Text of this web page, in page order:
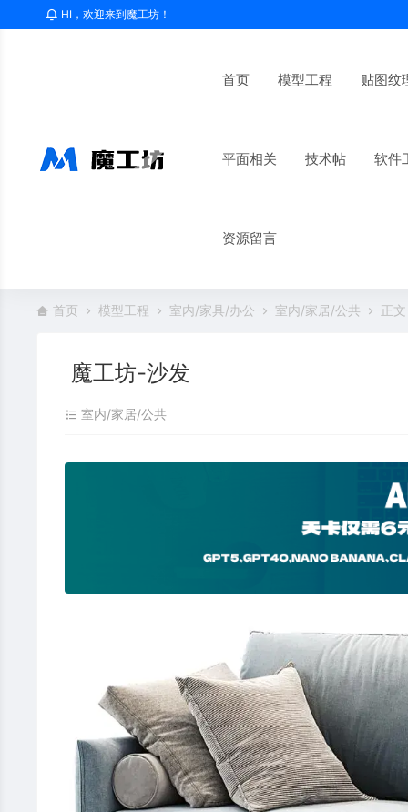
HI，欢迎来到魔工坊！
首页 模型工程 贴图纹
平面相关 技术帖 软件
资源留言
首页 模型工程 室内/家具/办公 室内/家居/公共 正文
魔工坊-沙发
室内/家居/公共